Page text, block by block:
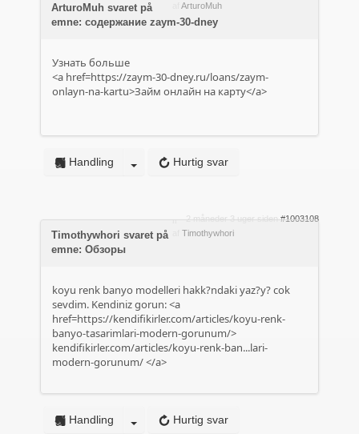
ArturoMuh
ArturoMuh svaret på
emne: содержание zaym-30-dney
Узнать больше
<a href=https://zaym-30-dney.ru/loans/zaym-
onlayn-na-kartu>Займ онлайн на карту</a>
Hurtig svar
Handling
2 måneder 3 uger siden #1003108
Timothywhori
Timothywhori svaret på
emne: Обзоры
koyu renk banyo modelleri hakk?ndaki yaz?y? cok
sevdim. Kendiniz gorun: <a
href=https://kendifikirler.com/articles/koyu-renk-
banyo-tasarimlari-modern-gorunum/>
kendifikirler.com/articles/koyu-renk-ban...lari-
modern-gorunum/</a>
Hurtig svar
Handling